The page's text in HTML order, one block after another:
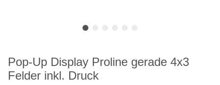
Pop-Up Display Proline gerade 4x3
Felder inkl. Druck